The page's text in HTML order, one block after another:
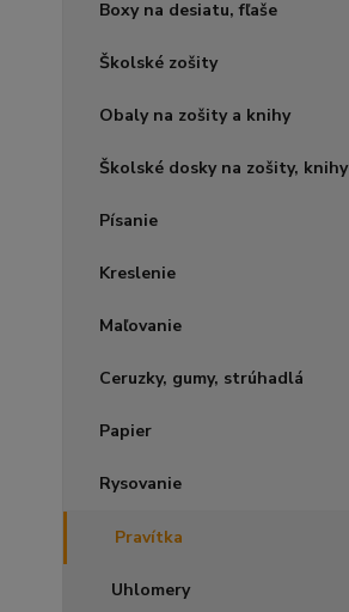
Boxy na desiatu, fľaše
Školské zošity
Obaly na zošity a knihy
Školské dosky na zošity, knihy
Písanie
Kreslenie
Maľovanie
Ceruzky, gumy, strúhadlá
Papier
Rysovanie
Pravítka
Uhlomery